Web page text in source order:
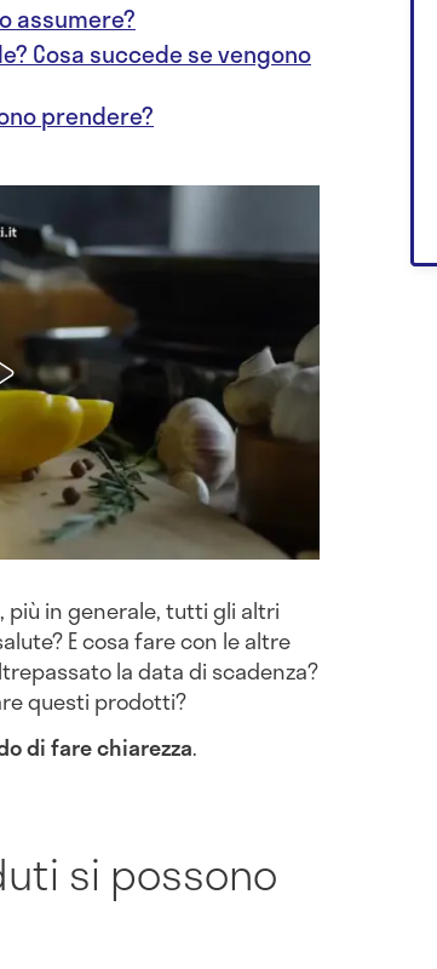
assumere?
Cosa succede se vengono
prendere?
più in generale, tutti gli altri
E cosa fare con le altre
la data di scadenza?
questi prodotti?
di fare chiarezza.
si possono